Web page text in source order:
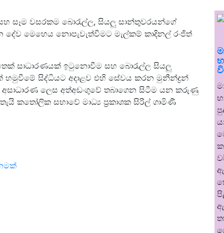
සෑම වසරකම බොරැල්ල, සියලු සාන්තුවරයන්ගේ
මෙහෙය නොපැවැත්වීමට මැල්කම් කාදිනල් රංජිත්
සාධාරණයක් ඉටුනොවීම සහ බොරැල්ල සියලු
සිද්ධියට අදාළව එහි සේවය කරන මුනීන්ද්‍රන්
ලෙස අත්අඩංගුවේ තබාගෙන සිටීම යන කරුණු
කතෝලික සභාවේ මාධ්‍ය ප්‍රකාශක සිරිල් ගාමිණී